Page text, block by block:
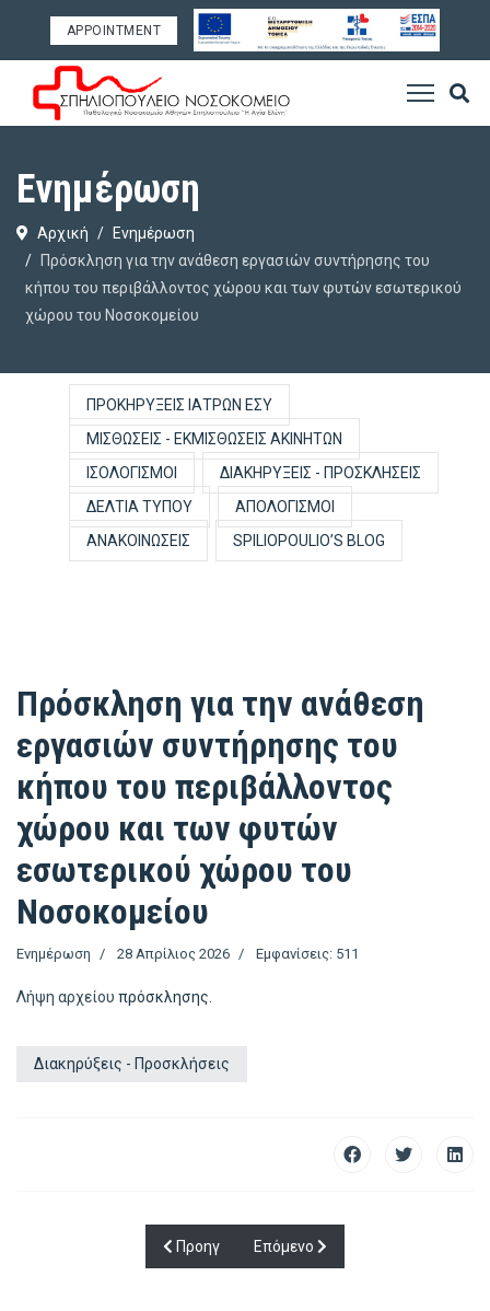
APPOINTMENT
Ενημέρωση
Αρχική
Ενημέρωση
Πρόσκληση για την ανάθεση εργασιών συντήρησης του
κήπου του περιβάλλοντος χώρου και των φυτών εσωτερικού
χώρου του Νοσοκομείου
ΠΡΟΚΗΡΎΞΕΙΣ ΙΑΤΡΏΝ ΕΣΥ
ΜΙΣΘΏΣΕΙΣ - ΕΚΜΙΣΘΏΣΕΙΣ ΑΚΙΝΉΤΩΝ
ΙΣΟΛΟΓΙΣΜΟΊ
ΔΙΑΚΗΡΎΞΕΙΣ - ΠΡΟΣΚΛΉΣΕΙΣ
ΔΕΛΤΊΑ ΤΎΠΟΥ
ΑΠΟΛΟΓΙΣΜΟΊ
ΑΝΑΚΟΙΝΏΣΕΙΣ
SPILIOPOULIO’S BLOG
Πρόσκληση για την ανάθεση
εργασιών συντήρησης του
κήπου του περιβάλλοντος
χώρου και των φυτών
εσωτερικού χώρου του
Νοσοκομείου
Ενημέρωση 28 Απρίλιος 2026 Εμφανίσεις: 511
Λήψη αρχείου πρόσκλησης
Διακηρύξεις - Προσκλήσεις
Προηγούμενο άρθρο: Πρόσκληση για τις
Προηγ Επόμενο άρθρο: Πρόσκληση για
Επόμενο